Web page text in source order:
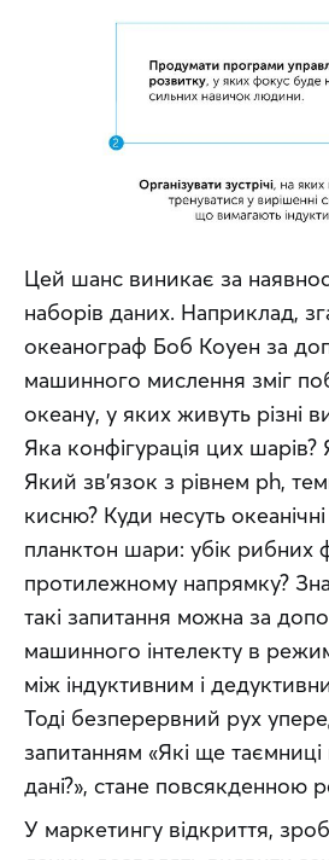
Цей шанс виникає за
наборів даних. Наприклад,
океанограф Боб Коуен за
машинного мислення зміг
океану, у яких живуть різні
Яка конфігурація цих
Який зв’язок з рівнем ph,
кисню? Куди несуть океанічні
планктон шари: убік
протилежному напрямку?
такі запитання можна за
машинного інтелекту в
між індуктивним і
Тоді безперервний рух
запитанням «Які ще
дані?», стане повсякденною
У маркетингу відкриття,